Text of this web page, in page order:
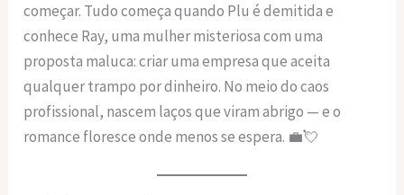
começar. Tudo começa quando Plu é demitida e
conhece Ray, uma mulher misteriosa com uma
proposta maluca: criar uma empresa que aceita
qualquer trampo por dinheiro. No meio do caos
profissional, nascem laços que viram abrigo — e o
romance floresce onde menos se espera. 💼💘